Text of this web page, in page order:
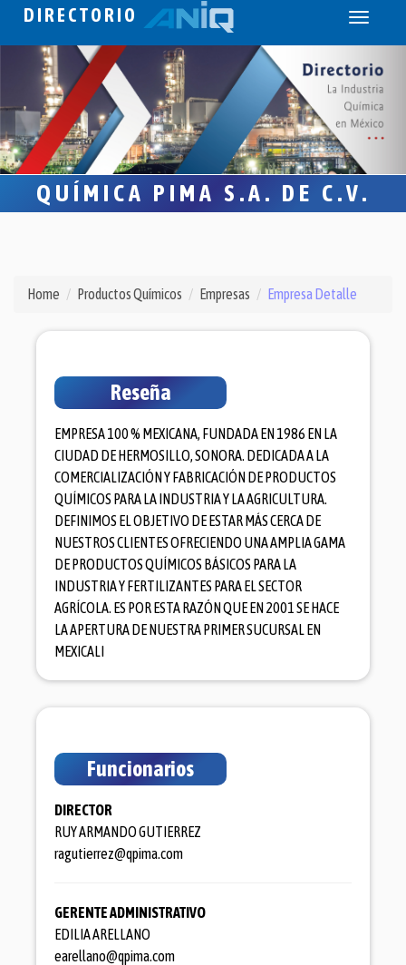
DIRECTORIO
Toggle
QUÍMICA PIMA S.A. DE C.V.
Home Productos Químicos Empresas Empresa Detalle
Reseña
EMPRESA 100 % MEXICANA, FUNDADA EN 1986 EN LA
CIUDAD DE HERMOSILLO, SONORA. DEDICADA A LA
COMERCIALIZACIÓN Y FABRICACIÓN DE PRODUCTOS
QUÍMICOS PARA LA INDUSTRIA Y LA AGRICULTURA.
DEFINIMOS EL OBJETIVO DE ESTAR MÁS CERCA DE
NUESTROS CLIENTES OFRECIENDO UNA AMPLIA GAMA
DE PRODUCTOS QUÍMICOS BÁSICOS PARA LA
INDUSTRIA Y FERTILIZANTES PARA EL SECTOR
AGRÍCOLA. ES POR ESTA RAZÓN QUE EN 2001 SE HACE
LA APERTURA DE NUESTRA PRIMER SUCURSAL EN
MEXICALI
Funcionarios
DIRECTOR
RUY ARMANDO GUTIERREZ
ragutierrez@qpima.com
GERENTE ADMINISTRATIVO
EDILIA ARELLANO
earellano@qpima.com